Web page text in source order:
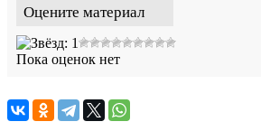
Оцените материал
Пока оценок нет